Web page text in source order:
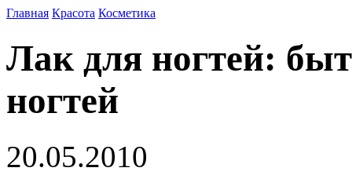
Главная Красота Косметика
Лак для ногтей:
ногтей
20.05.2010